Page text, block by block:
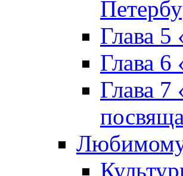
Глава
Глава 6
Глава 7
Любимому